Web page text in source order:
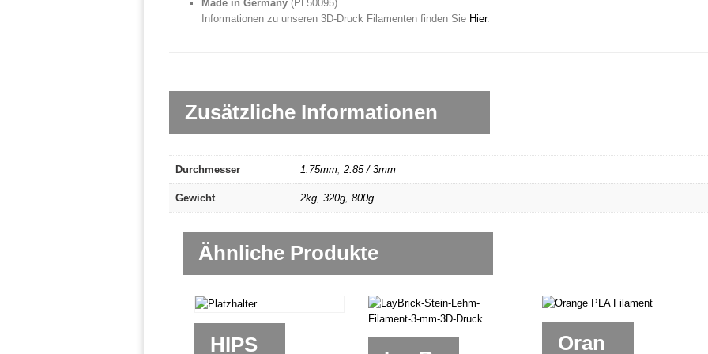
Made in Germany (PL50095)
Informationen zu unseren 3D-Druck Filamenten finden Sie Hier.
Zusätzliche Informationen
Durchmesser 1.75mm, 2.85 / 3mm
Gewicht 2kg, 320g, 800g
Ähnliche Produkte
HIPS
Oran